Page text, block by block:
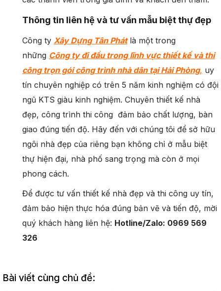
Thông tin liên hệ và tư vấn mẫu biệt thự đẹp
Công ty Xây Dựng Tân Phátlà một trong
những Công ty đi đầu trong lĩnh vực thiết kế và thi
công trọn gói công trình nhà dân tại Hải Phòng, uy
tín chuyên nghiệp có trên 5 năm kinh nghiệm có đội
ngũ KTS giàu kinh nghiệm. Chuyên thiết kế nhà
đẹp, công trình thi công đảm bảo chất lượng, bàn
giao đúng tiến độ. Hãy đến với chúng tôi để sở hữu
ngôi nhà đẹp của riêng bạn không chỉ ở mẫu biệt
thự hiện đại, nhà phố sang trọng mà còn ở mọi
phong cách.
Để được tư vấn thiết kế nhà đẹp và thi công uy tín,
đảm bảo hiện thực hóa đúng bản vẽ và tiến độ, mời
quý khách hàng liên hệ: Hotline/Zalo: 0969 569
326
Bài viết cùng chủ đề: